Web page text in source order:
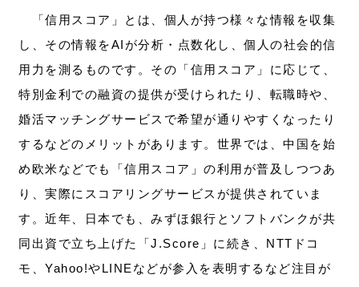
「信用スコア」とは、個人が持つ様々な情報を収集
し、その情報をAIが分析・点数化し、個人の社会的信
用力を測るものです。その「信用スコア」に応じて、
特別金利での融資の提供が受けられたり、転職時や、
婚活マッチングサービスで希望が通りやすくなったり
するなどのメリットがあります。世界では、中国を始
め欧米などでも「信用スコア」の利用が普及しつつあ
り、実際にスコアリングサービスが提供されていま
す。近年、日本でも、みずほ銀行とソフトバンクが共
同出資で立ち上げた「J.Score」に続き、NTTドコ
モ、Yahoo!やLINEなどが参入を表明するなど注目が